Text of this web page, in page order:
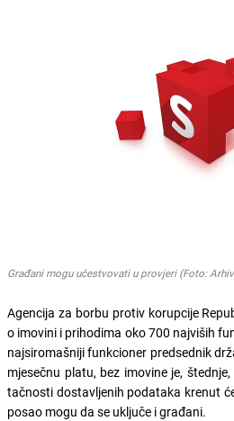
Građani mogu učestvovati u provjeri (Foto:
Agencija za borbu protiv korupcije
o imovini i prihodima oko 700 najviših
najsiromašniji funkcioner predsednik
mjesečnu platu, bez imovine je,
tačnosti dostavljenih podataka krenut
posao mogu da se uključe i građani.